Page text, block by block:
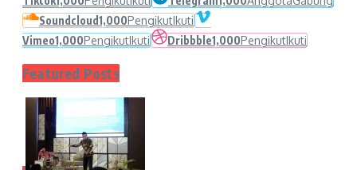
Soundcloud1,000PengikutIkuti
Vimeo1,000PengikutIkuti Dribbble1,000PengikutIkuti
Featured Posts